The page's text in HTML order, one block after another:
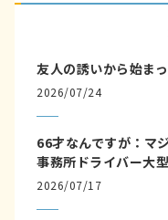
友人の誘いから始ま
2026/07/24
66才なんですが：マ
事務所ドライバー大
2026/07/17